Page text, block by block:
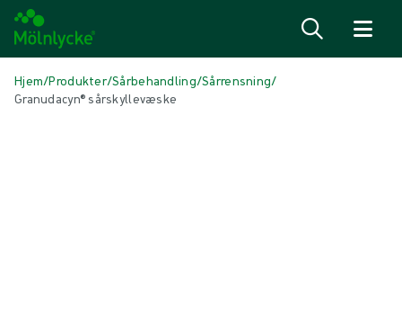
Hjem/Produkter/Sårbehandling/Sårrensning/
Granudacyn® sårskyllevæske